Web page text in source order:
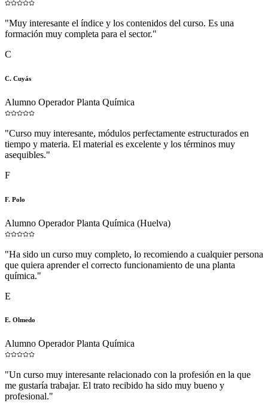
"Muy interesante el índice y los contenidos del curso. Es una
formación muy completa para el sector."
C
C. Cuyás
Alumno Operador Planta Química
"Curso muy interesante, módulos perfectamente estructurados en
tiempo y materia. El material es excelente y los términos muy
asequibles."
F
F. Polo
Alumno Operador Planta Química (Huelva)
"Ha sido un curso muy completo, lo recomiendo a cualquier persona
que quiera aprender el correcto funcionamiento de una planta
química."
E
E. Olmedo
Alumno Operador Planta Química
"Un curso muy interesante relacionado con la profesión en la que
me gustaría trabajar. El trato recibido ha sido muy bueno y
profesional."